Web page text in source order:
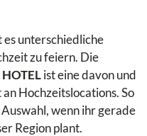
unterschiedliche
zu feiern. Die
ist eine davon und
Hochzeitslocations. So
wenn ihr gerade
Region plant.